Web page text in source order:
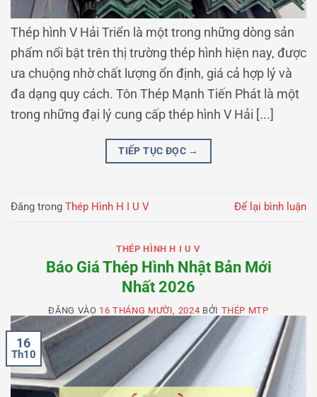
Thép hình V Hải Triển là một trong những dòng sản
phẩm nổi bật trên thị trường thép hình hiện nay, được
ưa chuộng nhờ chất lượng ổn định, giá cả hợp lý và
đa dạng quy cách. Tôn Thép Mạnh Tiến Phát là một
trong những đại lý cung cấp thép hình V Hải [...]
TIẾP TỤC ĐỌC →
Đăng trong Thép Hình H I U V Để lại bình luận
THÉP HÌNH H I U V
Báo Giá Thép Hình Nhật Bản Mới
Nhất 2026
ĐĂNG VÀO 16 THÁNG MƯỜI, 2024 BỞI THÉP MTP
16
Th10